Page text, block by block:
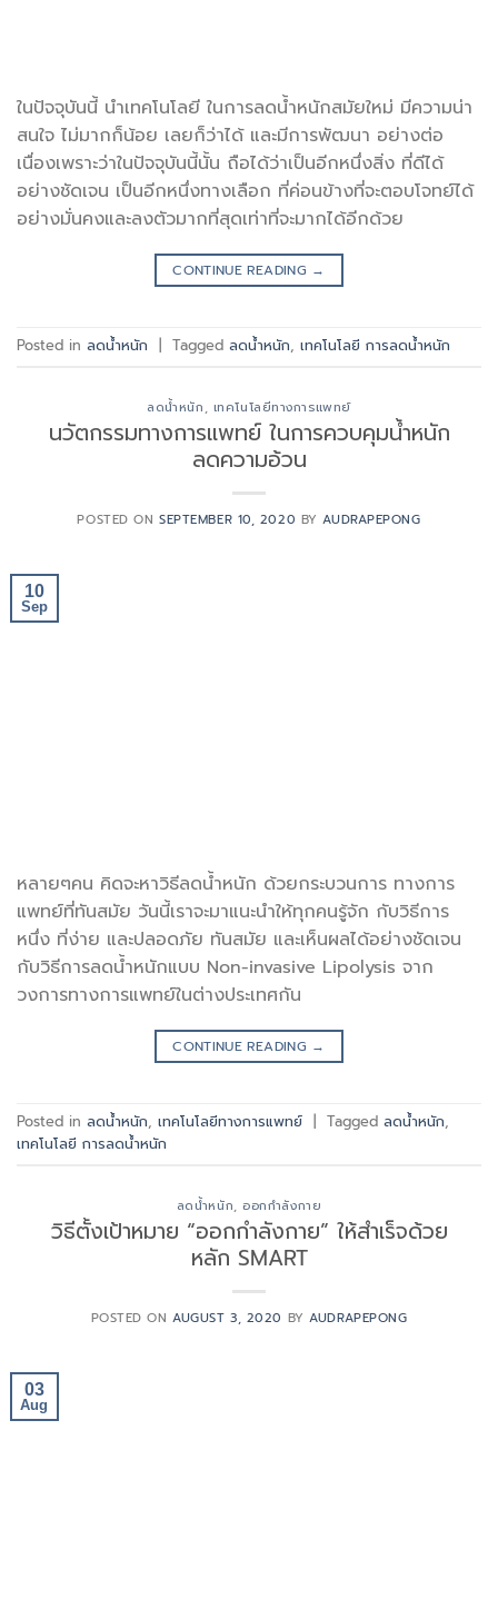
ในปัจจุบันนี้ นำเทคโนโลยี ในการลดน้ำหนักสมัยใหม่ มีความน่า
สนใจ ไม่มากก็น้อย เลยก็ว่าได้ และมีการพัฒนา อย่างต่อ
เนื่องเพราะว่าในปัจจุบันนี้นั้น ถือได้ว่าเป็นอีกหนึ่งสิ่ง ที่ดีได้
อย่างชัดเจน เป็นอีกหนึ่งทางเลือก ที่ค่อนข้างที่จะตอบโจทย์ได้
อย่างมั่นคงและลงตัวมากที่สุดเท่าที่จะมากได้อีกด้วย
CONTINUE READING →
Posted in ลดน้ำหนัก Tagged ลดน้ำหนัก, เทคโนโลยี การลดน้ำหนัก
ลดน้ำหนัก, เทคโนโลยีทางการแพทย์
นวัตกรรมทางการแพทย์ ในการควบคุมน้ำหนัก
ลดความอ้วน
POSTED ONSEPTEMBER 10, 2020 BYAUDRAPEPONG
10
Sep
หลายๆคน คิดจะหาวิธีลดน้ำหนัก ด้วยกระบวนการ ทางการ
แพทย์ที่ทันสมัย วันนี้เราจะมาแนะนำให้ทุกคนรู้จัก กับวิธีการ
หนึ่ง ที่ง่าย และปลอดภัย ทันสมัย และเห็นผลได้อย่างชัดเจน
กับวิธีการลดน้ำหนักแบบ Non-invasive Lipolysis จาก
วงการทางการแพทย์ในต่างประเทศกัน
CONTINUE READING →
Posted in ลดน้ำหนัก, เทคโนโลยีทางการแพทย์ Tagged ลดน้ำหนัก,
เทคโนโลยี การลดน้ำหนัก
ลดน้ำหนัก,ออกกำลังกาย
วิธีตั้งเป้าหมาย “ออกกำลังกาย” ให้สำเร็จด้วย
หลัก SMART
POSTED ONAUGUST 3, 2020 BYAUDRAPEPONG
03
Aug